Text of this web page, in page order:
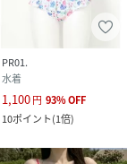
PR01.
水着
1,100円 93%OFF
10ポイント(1倍)